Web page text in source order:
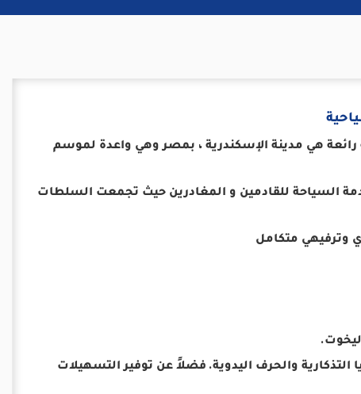
رائعة هي مدينة الإسكندرية ، بمصر وهي واعدة لموسم
السياحة للقادمين و المغادرين حيث تجمعت السلطات
فضلاً عن توفير التسهيلات